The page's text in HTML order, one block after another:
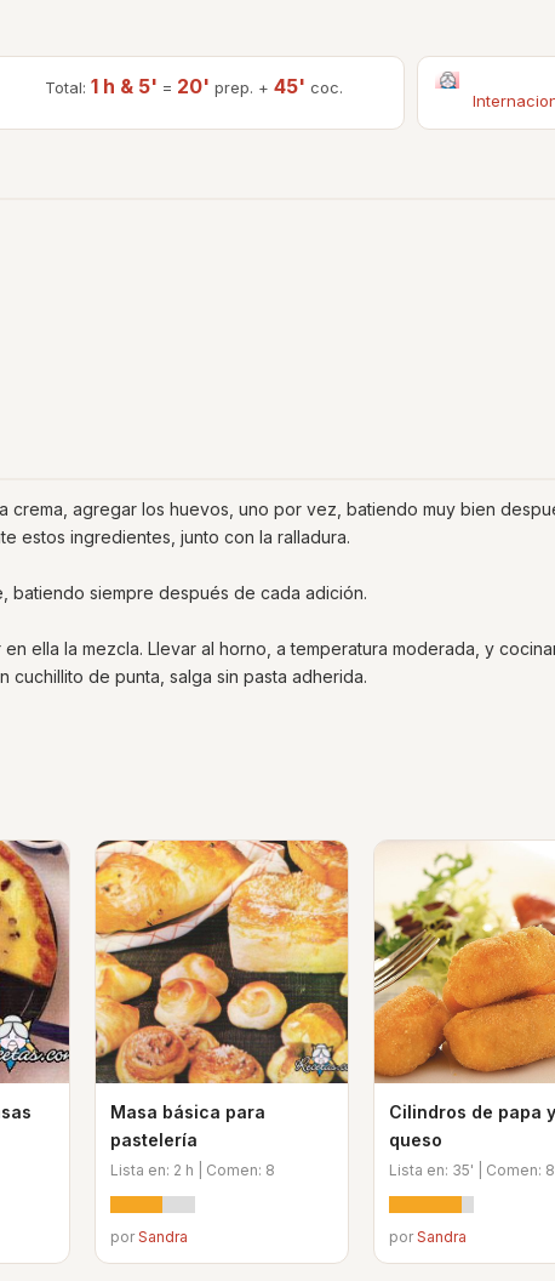
Total: 1 h & 5' = 20' prep. + 45' coc.
crema, agregar los huevos, uno por vez, batiendo muy bien
estos ingredientes, junto con la ralladura.
batiendo siempre después de cada adición.
ella la mezcla. Llevar al horno, a temperatura moderada, y
cuchillito de punta, salga sin pasta adherida.
Masa básica para
pastelería
Lista en: 2 h | Comen: 8
porSandra
Cilindros de papa y
queso
Lista en: 35' | Comen: 8
porSandra